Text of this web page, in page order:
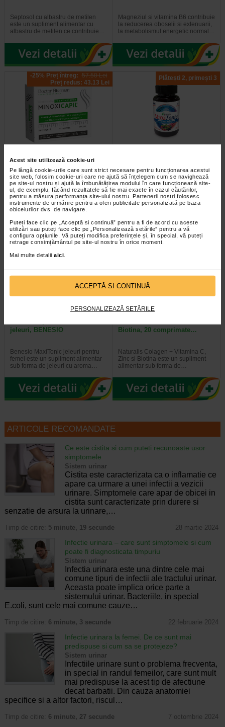
Acest site utilizează cookie-uri
Pe lângă cookie-urile care sunt strict necesare pentru funcționarea acestui
site web, folosim cookie-uri care ne ajută să înțelegem cum se navighează
pe site-ul nostru și ajută la îmbunătățirea modului în care funcționează site-
ul, de exemplu, făcând rezultatele să fie mai exacte în cazul căutărilor,
pentru a măsura performanța site-ului nostru. Partenerii noștri folosesc
instrumente de urmărire pentru a oferi publicitate personalizată pe baza
obiceiurilor dvs. de navigare.
Puteți face clic pe „Acceptă si continuă” pentru a fi de acord cu aceste
utilizări sau puteți face clic pe „Personalizează setările” pentru a vă
configura opțiunile. Vă puteți modifica preferințele și, în special, vă puteți
retrage consimțământul pe site-ul nostru în orice moment.
Mai multe detalii aici
ACCEPTĂ SI CONTINUĂ
PERSONALIZEAZĂ SETĂRILE
Septosol cu albastru de metilen
este un supliment alimentar cu
albastru de metilen ce contribuie…
Magneziul si vitamina B6 contribuie
la reducerea oboselii si extenuarii,
la metabolismul energetic normal…
-25% Preț întreg: 57.50 Lei
Preț redus: 43.13 Lei
DOCTOR FITERMAN
Doctor Fiterman MINOXICAPIL este
o formula fortifianta alcatuita din
aminoacizi, minerale si 11…
Plătești 2, primești 3
Benesio MaxiTonic jeleuri pentru
barbati este un supliment alimentar
sub forma de jeleuri cu aroma…
Plătești 2, primești 3
jeleuri, BENESIO
Benesio MaxiTonic jeleuri pentru
femei este un supliment alimentar
sub forma de jeleuri cu aroma…
Plătești 2, primești 3
Biotina, 20 comprimate…
Naturalis Colagen + Vitamina C,
Zinc si Biotina este un supliment
alimentar sub forma de…
ARTICOLE RECOMANDATE
Ce este cistita si cum puteti recunoaste usor
simptomele
Sistem urinar
Cistita este caracterizata ca o inflamatie ce
apare ca urmare a unei infectii a vezicii
urinare. Simptomele care apar de obicei in
cistita sunt caracterizate prin durere si
senzatie de arsura la urinare,…
Timp de citire: 5 minute, 19 secunde 28 martie 2024
Infectie urinara – care sunt simptomele si cum
poate fi diagnosticata timpuriu
Sistem urinar
Infectia urinara este una dintre cele mai
comune tipuri de infectii ale tractului urinar.
Aceasta poate implica orice parte a
sistemului urinar. Bacteriile, in special
E.coli, sunt cele mai comune cauze…
Timp de citire: 6 minute, 3 secunde 22 februarie 2024
Infectie urinara la femei. De ce sunt mai
predispuse si cum sa se protejeze?
Sistem urinar
Infectiile urinare sunt o problema frecventa,
in special in randul femeilor, care sunt mult
mai predispuse la acest tip de afectiune
decat barbatii. Din cauza anatomiei
specifice si a altor factori, riscul…
Timp de citire: 6 minute, 27 secunde 7 octombrie 2024